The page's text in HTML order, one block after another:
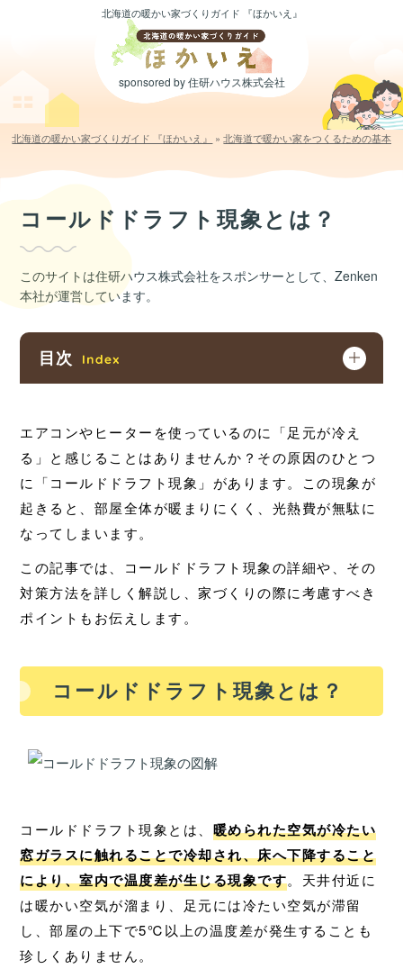
北海道の暖かい家づくりガイド 『ほかいえ』
sponsored by 住研ハウス株式会社
北海道の暖かい家づくりガイド 『ほかいえ』 »北海道で暖かい家をつくるための基本
コールドドラフト現象とは？
このサイトは住研ハウス株式会社をスポンサーとして、Zenken
本社が運営しています。
目次
エアコンやヒーターを使っているのに「足元が冷え
る」と感じることはありませんか？その原因のひとつ
に「コールドドラフト現象」があります。この現象が
起きると、部屋全体が暖まりにくく、光熱費が無駄に
なってしまいます。
この記事では、コールドドラフト現象の詳細や、その
対策方法を詳しく解説し、家づくりの際に考慮すべき
ポイントもお伝えします。
コールドドラフト現象とは？
コールドドラフト現象とは、 暖められた空気が冷たい
窓ガラスに触れることで冷却され、床へ下降すること
により、室内で温度差が生じる現象です。天井付近に
は暖かい空気が溜まり、足元には冷たい空気が滞留
し、部屋の上下で5℃以上の温度差が発生することも
珍しくありません。